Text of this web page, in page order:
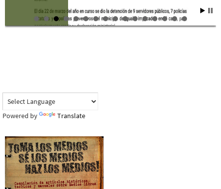
Powered by Translate